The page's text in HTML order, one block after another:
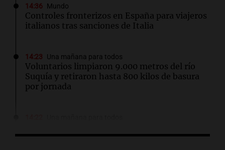
14:36 Mundo
Controles fronterizos en España para viajeros
italianos tras sanciones de Italia
14:23 Una mañana para todos
Voluntarios limpiaron 9.000 metros del río
Suquía y retiraron hasta 800 kilos de basura
por jornada
hombres se lo llevaron para hacerle preguntas